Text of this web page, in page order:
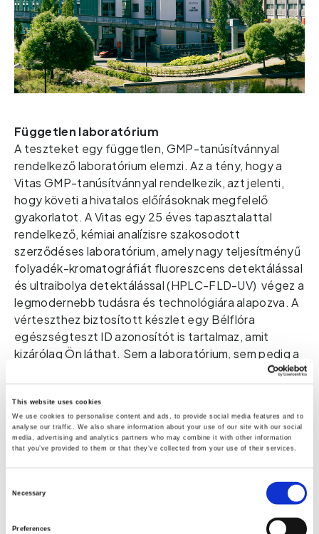
This website uses cookies
We use cookies to personalise content and ads, to provide social media features and to
analyse our traffic. We also share information about your use of our site with our social
media, advertising and analytics partners who may combine it with other information
that you’ve provided to them or that they’ve collected from your use of their services.
Necessary
Preferences
Független laboratórium
A teszteket egy független, GMP-tanúsítvánnyal
rendelkező laboratórium elemzi. Az a tény, hogy a
Vitas GMP-tanúsítvánnyal rendelkezik, azt jelenti,
hogy követi a hivatalos előírásoknak megfelelő
gyakorlatot. A Vitas egy 25 éves tapasztalattal
rendelkező, kémiai analízisre szakosodott
szerződéses laboratórium, amely nagy teljesítményű
folyadék-kromatográfiát fluoreszcens detektálással
és ultraibolya detektálással (HPLC-FLD-UV) végez a
legmodernebb tudásra és technológiára alapozva. A
vérteszthez biztosított készlet egy Bélflóra
egészségteszt ID azonosítót is tartalmaz, amit
kizárólag Ön láthat. Sem a laboratórium, sem pedig a
küldte be a tesztet. A
zinzinotest.com weboldalon láthatók majd az Ön
teszteredményei, ha beírja
ID azonosítóját. Ha kitöltötte a kérdőívet, akkor az
elemzés minden részletét láthatja.
A válaszai számítanak
Javasoljuk, hogy a kérdésekre a vérteszt
elvégzésekor válaszoljon, így az eredményei azonnal
megtekinthetők lesznek, amint az elemzés